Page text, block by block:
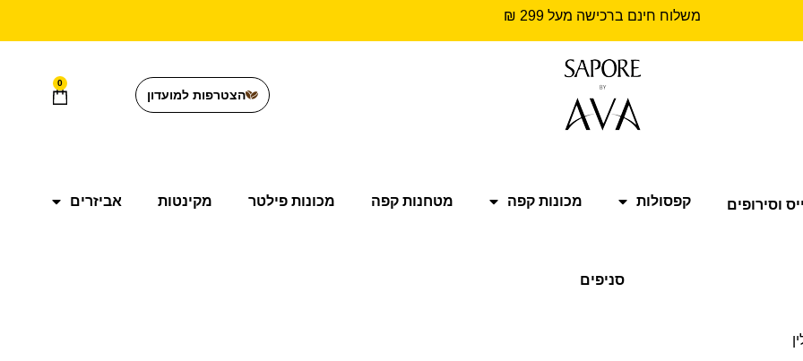
משלוח חינם ברכישה מעל 299 ₪
הצטרפות למועדון
0
וסירופים קפסולות מכונות קפה מטחנות קפה מכונות פילטר מקינטות אביזרים
סניפים